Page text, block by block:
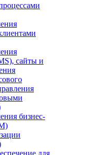
сайты и
бизнес-
для